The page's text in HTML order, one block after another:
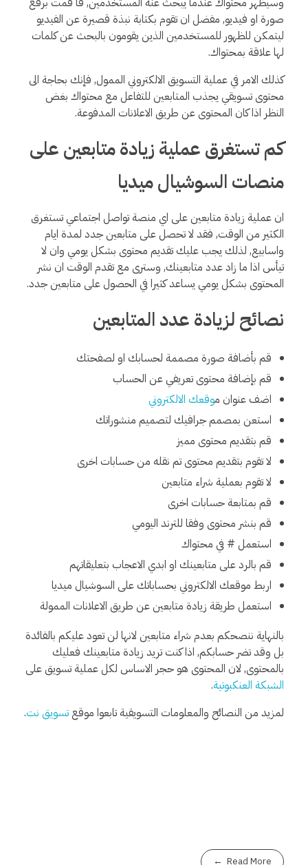
صورة او فيديو, مفضل ان تقوم بكتابة نبذة قصيرة عن الفيديو
ليتمكن للظهور للمستخدمين الذين يقومون بالبحث عن كلمات
لها علاقة بمحتواك.
كذلك الامر في عملية التسويق الالكتروني الممول, فإنك بحاجة الى
محتوى تسويقي يجذب المتابعين للتفاعل مع محتواك بغض
النظر اذا كان المحتوى عن طريق الاعلانات المدفوعة.
كم تستغرق عملية زيادة متابعين على
منصات السوشيال ميديا
ان عملية زيادة متابعين على اي منصة تواصل اجتماعي تستغرق
الكثير من الوقت, فقد لا تحصل على متابعين جدد لمدة ايام
واسابيع, لذلك يجب عليك تقديم محتوى بشكل يومي وان لا
تيأس اذا ما زاد عدد متابعينك, وسترى مع تقدم الوقت ان نشر
المحتوى بشكل يومي يساعد كثيرا في الحصول على متابعين جدد.
نصائح لزيادة عدد المتابعين
قم بأضافة صورة مصممة لحسابك او لصفحتك
قم بإضافة محتوى تعريفي عن الحساب
اضف عنوان موقعك الالكتروني
استعن بمصمم جرافيك لتصميم منشوراتك
قم بتقديم محتوى مميز
لا تقوم بتقديم محتوى تم نقله من حسابات اخرى
لا تقوم بعملية شراء متابعين
قم بمتابعة حسابات اخرى
قم بنشر محتوى وفقا للترند اليومي
استعمل # في محتواك
قم بالرد على متابعينك او ابدي الاعجاب بتعليقاتهم
اربط موقعك الالكتروني بحساباتك على السوشيال ميديا
استعمل طريقة زيادة متابعين عن طريق الاعلانات الممولة
بالنهاية ننصحكم بعدم شراء متابعين لانها لن تعود عليكم بالفائدة
بل وقد تضر حسابكم, اذا كنت تريد زيادة متابعينك فعليك
بالمحتوى, لان المحتوى هو حجر الاساس لكل عملية تسويق على
الشبكة العنكبوتية.
لمزيد من النصائح والمعلومات التسويقية تابعوا موقع تسويق نت.
Read More